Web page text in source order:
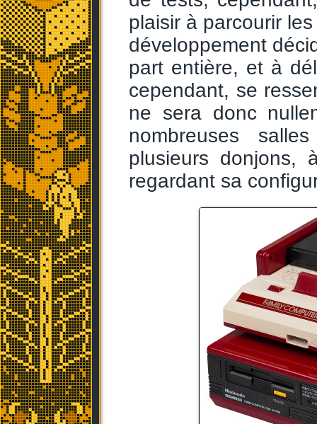
plaisir à parcourir
développement
part entière, et à
cependant, se
ne sera donc
nombreuses
plusieurs
regardant sa